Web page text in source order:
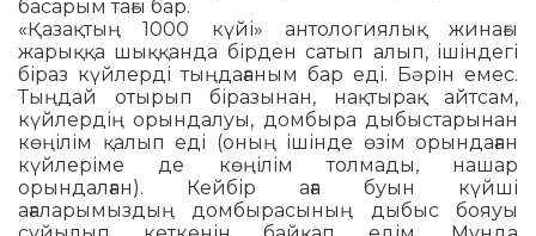
басарым тағы бар.
«Қазақтың 1000 күйі» антологиялық жинағы
жарыққа шыққанда бірден сатып алып, ішіндегі
біраз күйлерді тыңдағаным бар еді. Бәрін емес.
Тыңдай отырып біразынан, нақтырақ айтсам,
күйлердің орындалуы, домбыра дыбыстарынан
көңілім қалып еді (оның ішінде өзім орындаған
күйлеріме де көңілім толмады, нашар
орындалған). Кейбір аға буын күйші
ағаларымыздың домбырасының дыбыс бояуы